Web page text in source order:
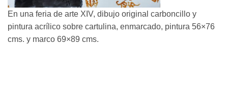
En una feria de arte XIV, dibujo original carboncillo y
pintura acrílico sobre cartulina, enmarcado, pintura 56×76
cms. y marco 69×89 cms.